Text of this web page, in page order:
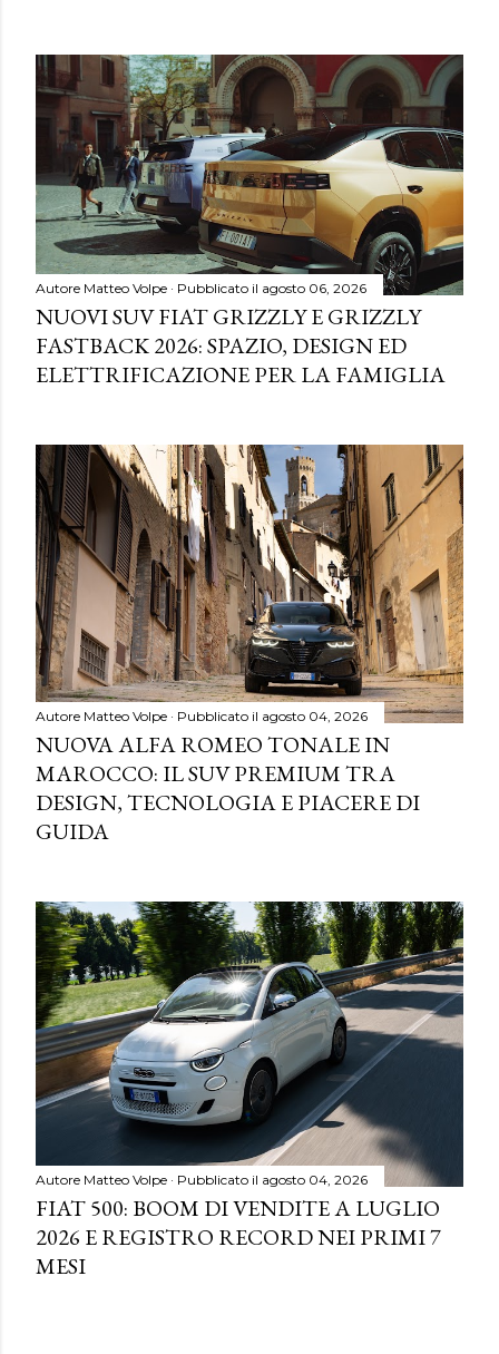
Autore Matteo Volpe Pubblicato il agosto 06, 2026
NUOVI SUV FIAT GRIZZLY E GRIZZLY
FASTBACK 2026: SPAZIO, DESIGN ED
ELETTRIFICAZIONE PER LA FAMIGLIA
Autore Matteo Volpe Pubblicato il agosto 04, 2026
NUOVA ALFA ROMEO TONALE IN
MAROCCO: IL SUV PREMIUM TRA
DESIGN, TECNOLOGIA E PIACERE DI
GUIDA
Autore Matteo Volpe Pubblicato il agosto 04, 2026
FIAT 500: BOOM DI VENDITE A LUGLIO
2026 E REGISTRO RECORD NEI PRIMI 7
MESI